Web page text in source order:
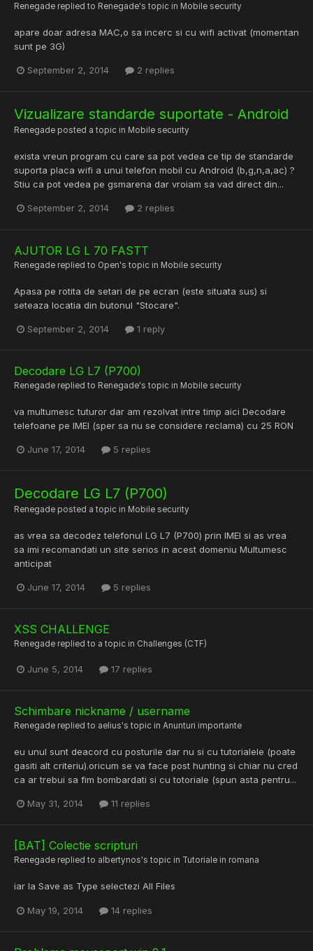
Renegade replied to Renegade's topic in Mobile security
apare doar adresa MAC,o sa incerc si cu wifi activat (momentan
sunt pe 3G)
September 2, 2014 2 replies
Vizualizare standarde suportate - Android
Renegade posted a topic in Mobile security
exista vreun program cu care sa pot vedea ce tip de standarde
suporta placa wifi a unui telefon mobil cu Android (b,g,n,a,ac) ?
Stiu ca pot vedea pe gsmarena dar vroiam sa vad direct din...
September 2, 2014 2 replies
AJUTOR LG L 70 FASTT
Renegade replied to Open's topic in Mobile security
Apasa pe rotita de setari de pe ecran (este situata sus) si
seteaza locatia din butonul "Stocare".
September 2, 2014 1 reply
Decodare LG L7 (P700)
Renegade replied to Renegade's topic in Mobile security
va multumesc tuturor dar am rezolvat intre timp aici Decodare
telefoane pe IMEI (sper sa nu se considere reclama) cu 25 RON
June 17, 2014 5 replies
Decodare LG L7 (P700)
Renegade posted a topic in Mobile security
as vrea sa decodez telefonul LG L7 (P700) prin IMEI si as vrea
sa imi recomandati un site serios in acest domeniu Multumesc
anticipat
June 17, 2014 5 replies
XSS CHALLENGE
Renegade replied to a topic in Challenges (CTF)
June 5, 2014 17 replies
Schimbare nickname / username
Renegade replied to aelius's topic in Anunturi importante
eu unul sunt deacord cu posturile dar nu si cu tutorialele (poate
gasiti alt criteriu).oricum se va face post hunting si chiar nu cred
ca ar trebui sa fim bombardati si cu totoriale (spun asta pentru...
May 31, 2014 11 replies
[BAT] Colectie scripturi
Renegade replied to albertynos's topic in Tutoriale in romana
iar la Save as Type selectezi All Files
May 19, 2014 14 replies